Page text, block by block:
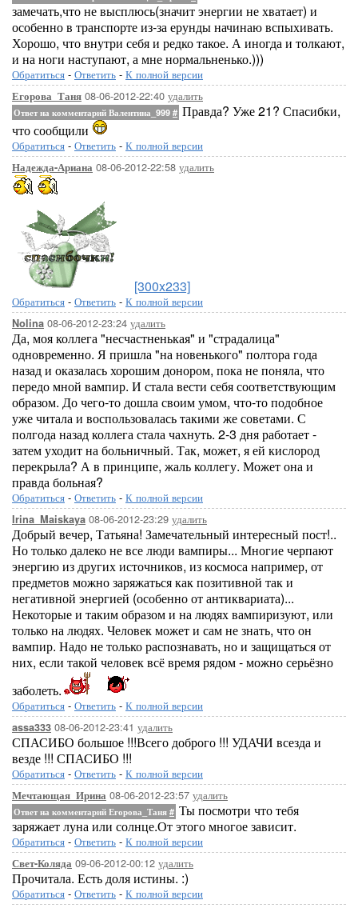
замечать,что не высплюсь(значит энергии не хватает) и
особенно в транспорте из-за ерунды начинаю вспыхивать.
Хорошо, что внутри себя и редко такое. А иногда и толкают,
и на ноги наступают, а мне нормальненько.)))
Обратиться - Ответить - К полной версии
Егорова_Таня 08-06-2012-22:40 удалить
Ответ на комментарий Валентина_999 # Правда? Уже 21? Спасибки,
что сообщили
Обратиться - Ответить - К полной версии
Надежда-Ариана 08-06-2012-22:58 удалить
[300x233]
Обратиться - Ответить - К полной версии
Nolina 08-06-2012-23:24 удалить
Да, моя коллега "несчастненькая" и "страдалица"
одновременно. Я пришла "на новенького" полтора года
назад и оказалась хорошим донором, пока не поняла, что
передо мной вампир. И стала вести себя соответствующим
образом. До чего-то дошла своим умом, что-то подобное
уже читала и воспользовалась такими же советами. С
полгода назад коллега стала чахнуть. 2-3 дня работает -
затем уходит на больничный. Так, может, я ей кислород
перекрыла? А в принципе, жаль коллегу. Может она и
правда больная?
Обратиться - Ответить - К полной версии
Irina_Maiskaya 08-06-2012-23:29 удалить
Добрый вечер, Татьяна! Замечательный интересный пост!..
Но только далеко не все люди вампиры... Многие черпают
энергию из других источников, из космоса например, от
предметов можно заряжаться как позитивной так и
негативной энергией (особенно от антиквариата)...
Некоторые и таким образом и на людях вампиризуют, или
только на людях. Человек может и сам не знать, что он
вампир. Надо не только распознавать, но и защищаться от
них, если такой человек всё время рядом - можно серьёзно
заболеть.
Обратиться - Ответить - К полной версии
assa333 08-06-2012-23:41 удалить
СПАСИБО большое !!!Всего доброго !!! УДАЧИ всезда и
везде !!! СПАСИБО !!!
Обратиться - Ответить - К полной версии
Мечтающая_Ирина 08-06-2012-23:57 удалить
Ответ на комментарий Егорова_Таня # Ты посмотри что тебя
заряжает луна или солнце.От этого многое зависит.
Обратиться - Ответить - К полной версии
Свет-Коляда 09-06-2012-00:12 удалить
Прочитала. Есть доля истины. :)
Обратиться - Ответить - К полной версии